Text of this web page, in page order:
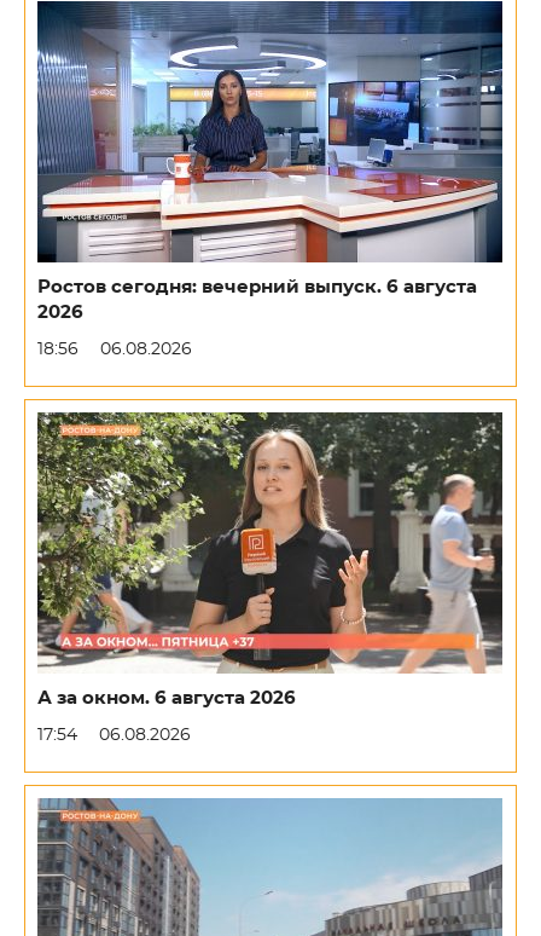
Ростов сегодня: вечерний выпуск. 6 августа
2026
18:56 06.08.2026
А за окном. 6 августа 2026
17:54 06.08.2026